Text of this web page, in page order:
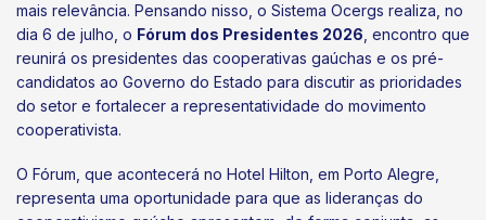
mais relevância. Pensando nisso, o Sistema Ocergs realiza, no
dia 6 de julho, o Fórum dos Presidentes 2026 , encontro que
reunirá os presidentes das cooperativas gaúchas e os pré-
candidatos ao Governo do Estado para discutir as prioridades
do setor e fortalecer a representatividade do movimento
cooperativista.
O Fórum, que acontecerá no Hotel Hilton, em Porto Alegre,
representa uma oportunidade para que as lideranças do